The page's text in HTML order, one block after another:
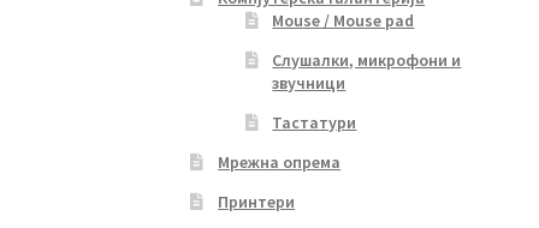
Mouse / Mouse pad
Слушалки, микрофони и
звучници
Тастатури
Мрежна опрема
Принтери